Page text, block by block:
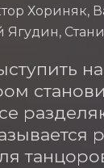
Хориняк,
Ягудин,